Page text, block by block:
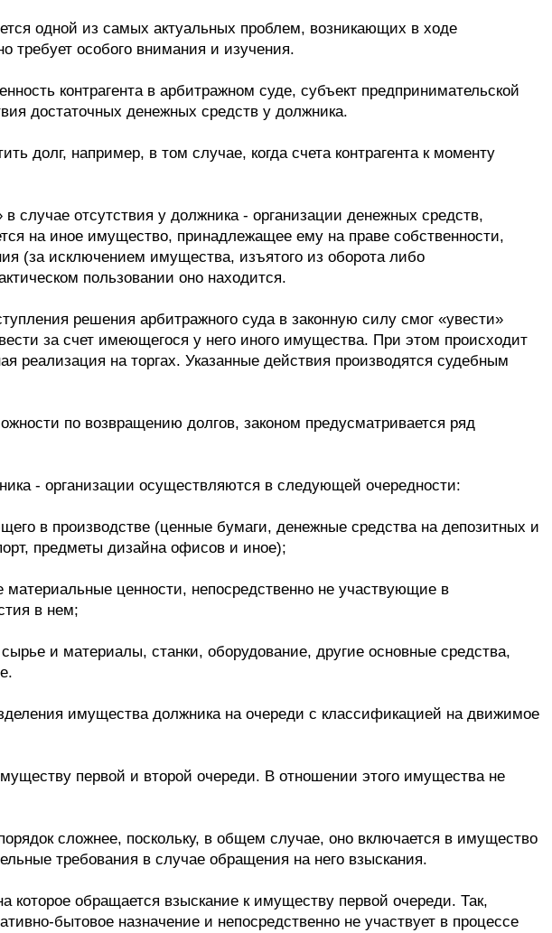
одной из самых актуальных проблем, возникающих в ходе
требует особого внимания и изучения.
контрагента в арбитражном суде, субъект предпринимательской
достаточных денежных средств у должника.
долг, например, в том случае, когда счета контрагента к моменту
случае отсутствия у должника - организации денежных средств,
на иное имущество, принадлежащее ему на праве собственности,
(за исключением имущества, изъятого из оборота либо
пользовании оно находится.
решения арбитражного суда в законную силу смог «увести»
за счет имеющегося у него иного имущества. При этом происходит
реализация на торгах. Указанные действия производятся судебным
по возвращению долгов, законом предусматривается ряд
- организации осуществляются в следующей очередности:
в производстве (ценные бумаги, денежные средства на депозитных и
предметы дизайна офисов и иное);
ценности, непосредственно не участвующие в
в нем;
и материалы, станки, оборудование, другие основные средства,
имущества должника на очереди с классификацией на движимое
первой и второй очереди. В отношении этого имущества не
сложнее, поскольку, в общем случае, оно включается в имущество
требования в случае обращения на него взыскания.
обращается взыскание к имуществу первой очереди. Так,
бытовое назначение и непосредственно не участвует в процессе